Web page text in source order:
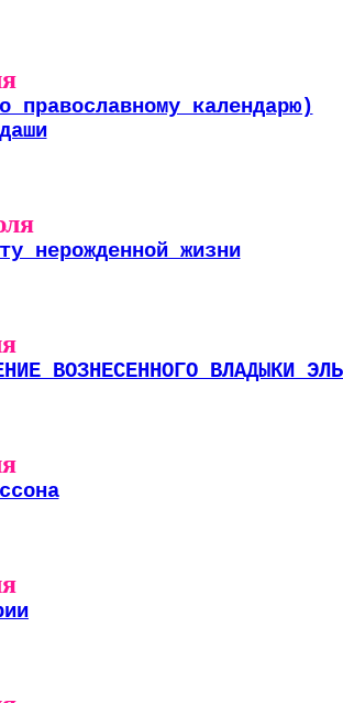
календарю)
нерожденной жизни
ВОЗНЕСЕННОГО ВЛАДЫКИ